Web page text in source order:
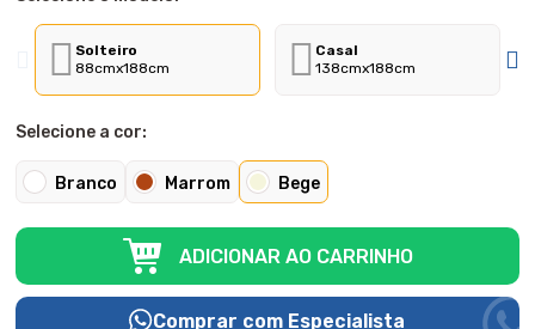
Solteiro
88cmx188cm
Casal
138cmx188cm
Selecione a cor:
Branco Marrom Bege
ADICIONAR AO CARRINHO
Comprar com Especialista